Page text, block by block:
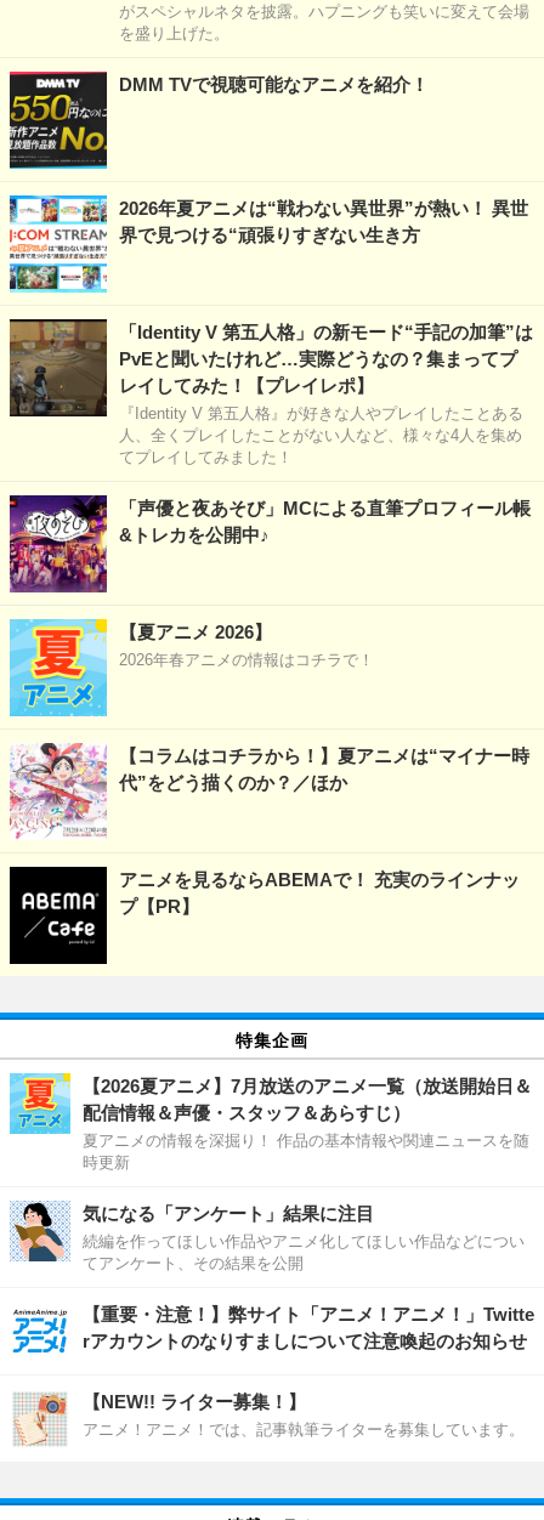
がスペシャルネタを披露。ハプニングも笑いに変えて会場
を盛り上げた。
DMM TVで視聴可能なアニメを紹介！
2026年夏アニメは“戦わない異世界”が熱い！ 異世
界で見つける“頑張りすぎない生き方
「Identity V 第五人格」の新モード“手記の加筆”は
PvEと聞いたけれど…実際どうなの？集まってプ
レイしてみた！【プレイレポ】
『Identity V 第五人格』が好きな人やプレイしたことある
人、全くプレイしたことがない人など、様々な4人を集め
てプレイしてみました！
「声優と夜あそび」MCによる直筆プロフィール帳
&トレカを公開中♪
【夏アニメ 2026】
2026年春アニメの情報はコチラで！
【コラムはコチラから！】夏アニメは“マイナー時
代”をどう描くのか？／ほか
アニメを見るならABEMAで！ 充実のラインナッ
プ【PR】
特集企画
【2026夏アニメ】7月放送のアニメ一覧（放送開始日＆
配信情報＆声優・スタッフ＆あらすじ）
夏アニメの情報を深掘り！ 作品の基本情報や関連ニュースを随
時更新
気になる「アンケート」結果に注目
続編を作ってほしい作品やアニメ化してほしい作品などについ
てアンケート、その結果を公開
【重要・注意！】弊サイト「アニメ！アニメ！」Twitte
rアカウントのなりすましについて注意喚起のお知らせ
【NEW!! ライター募集！】
アニメ！アニメ！では、記事執筆ライターを募集しています。